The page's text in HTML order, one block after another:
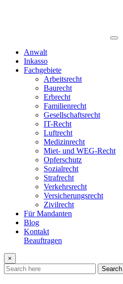
Anwalt
Inkasso
Fachgebiete
Arbeitsrecht
Baurecht
Erbrecht
Familienrecht
Gesellschaftsrecht
IT-Recht
Luftrecht
Medizinrecht
Miet- und WEG-Recht
Opferschutz
Sozialrecht
Strafrecht
Verkehrsrecht
Versicherungsrecht
Zivilrecht
Für Mandanten
Blog
Kontakt
Beauftragen
×
Search